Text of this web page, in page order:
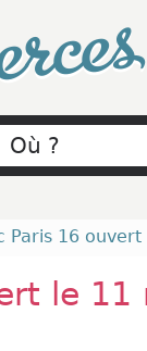
Paris 16
le 11